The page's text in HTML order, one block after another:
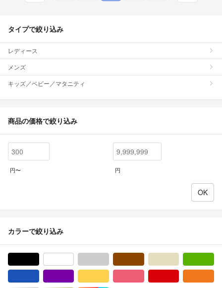
タイプで絞り込み
レディース
メンズ
キッズ／ベビー／マタニティ
商品の価格で絞り込み
円〜 円
カラーで絞り込み